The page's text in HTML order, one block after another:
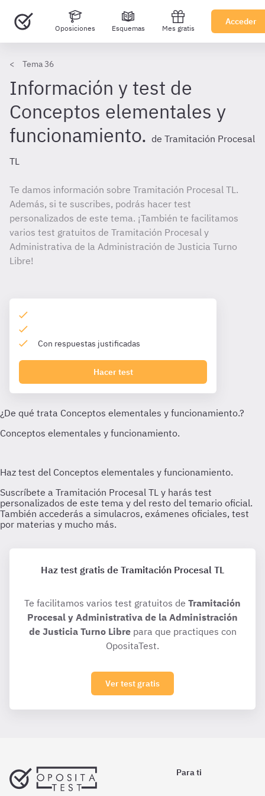
Oposiciones Esquemas Mes gratis
Acceder
Tema 36
Información y test de
Conceptos elementales y
funcionamiento. de Tramitación Procesal
TL
Te damos información sobre Tramitación Procesal TL.
Además, si te suscribes, podrás hacer test
personalizados de este tema. ¡También te facilitamos
varios test gratuitos de Tramitación Procesal y
Administrativa de la Administración de Justicia Turno
Libre!
Con respuestas justificadas
Hacer test
Haz test gratis de Tramitación Procesal TL
Te facilitamos varios test gratuitos de Tramitación
Procesal y Administrativa de la Administración
de Justicia Turno Librepara que practiques con
OpositaTest.
Ver test gratis
Para ti